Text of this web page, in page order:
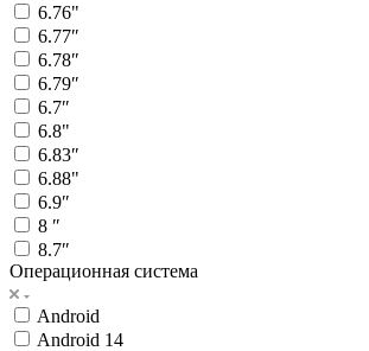
6.76"
6.77″
6.78″
6.79″
6.7″
6.8"
6.83″
6.88"
6.9″
8 ″
8.7″
Операционная система
Android
Android 14